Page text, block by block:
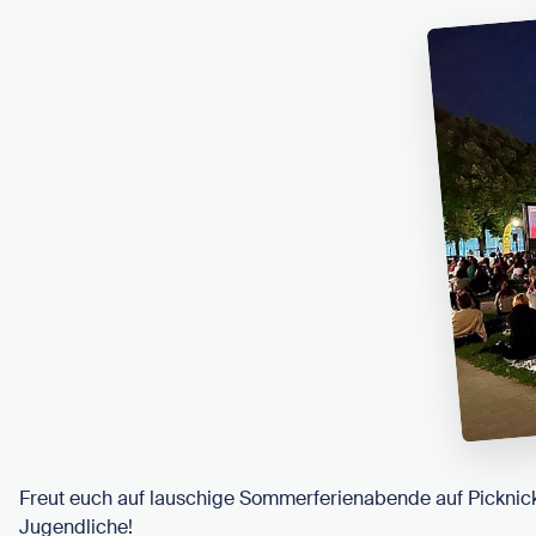
Freut euch auf lauschige Sommerferienabende auf
Jugendliche!